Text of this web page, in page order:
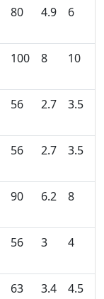
80 4.9 6
100 8 10
56 2.7 3.5
56 2.7 3.5
90 6.2 8
56 3 4
63 3.4 4.5